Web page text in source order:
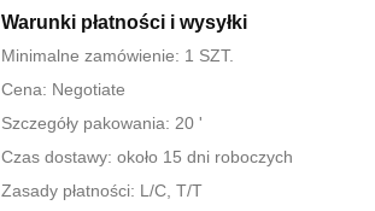
Warunki płatności i wysyłki
Minimalne zamówienie: 1 SZT.
Cena: Negotiate
Szczegóły pakowania: 20 '
Czas dostawy: około 15 dni roboczych
Zasady płatności: L/C, T/T